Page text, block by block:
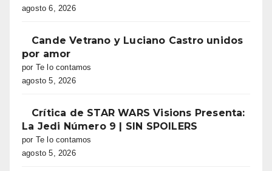
agosto 6, 2026
Cande Vetrano y Luciano Castro unidos
por amor
por Te lo contamos
agosto 5, 2026
Crítica de STAR WARS Visions Presenta:
La Jedi Número 9 | SIN SPOILERS
por Te lo contamos
agosto 5, 2026